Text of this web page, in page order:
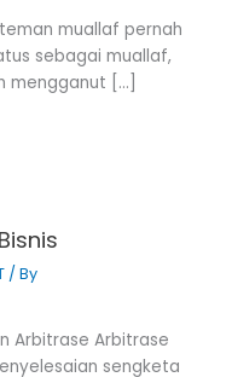
muallaf pernah
sebagai muallaf,
mengganut […]
/ By
Arbitrase Arbitrase
sengketa